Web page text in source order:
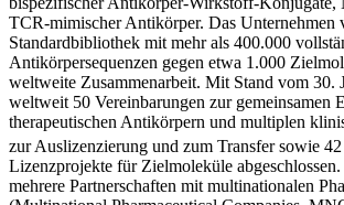
TCR-mimischer Antikörper. Das Unternehmen
Standardbibliothek mit mehr als 400.000
Antikörpersequenzen gegen etwa 1.000
weltweite Zusammenarbeit. Mit Stand vom 30.
weltweit 50 Vereinbarungen zur gemeinsamen
therapeutischen Antikörpern und multiplen
zur Auslizenzierung und zum Transfer sowie
Lizenzprojekte für Zielmoleküle
mehrere Partnerschaften mit multinationalen